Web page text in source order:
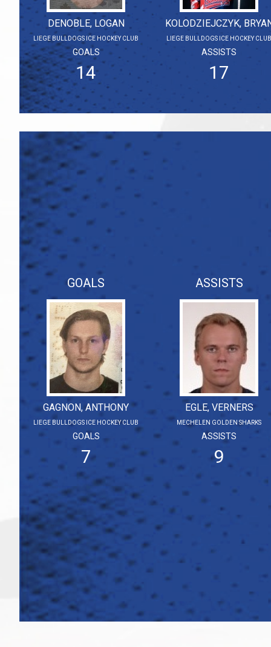
DENOBLE, LOGAN
LIEGE BULLDOGS ICE HOCKEY CLUB
GOALS
14
KOLODZIEJCZYK,
LIEGE BULLDOGS ICE HOCKEY CLUB
ASSISTS
17
GOALS
GAGNON, ANTHONY
LIEGE BULLDOGS ICE HOCKEY CLUB
GOALS
7
ASSISTS
EGLE, VERNERS
MECHELEN GOLDEN SHARKS
ASSISTS
9